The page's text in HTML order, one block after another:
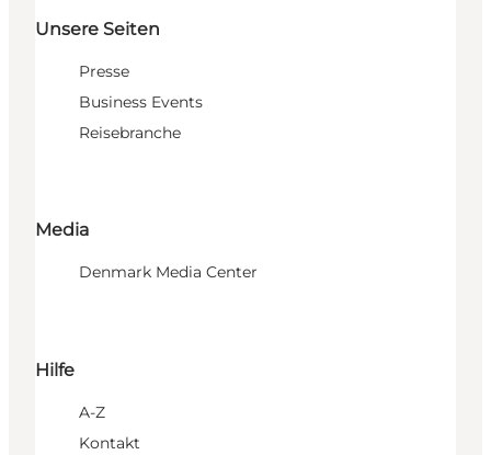
Unsere Seiten
Presse
Business Events
Reisebranche
Media
Denmark Media Center
Hilfe
A-Z
Kontakt